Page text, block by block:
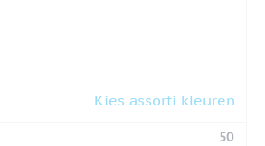
Kies assorti kleuren
50